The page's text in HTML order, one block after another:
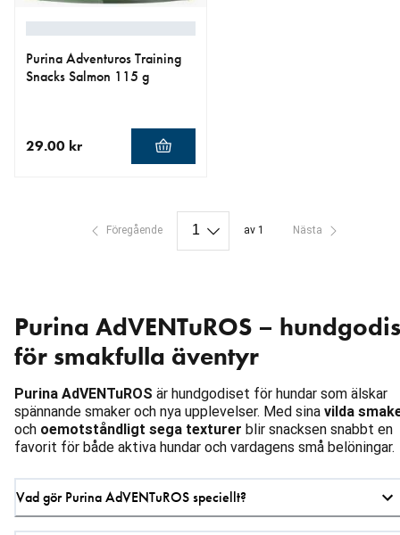
Purina Adventuros Training
Snacks Salmon 115 g
29.00 kr
Föregående av 1 Nästa
Purina AdVENTuROS – hundgodis
för smakfulla äventyr
Purina AdVENTuROS är hundgodiset för hundar som älskar
spännande smaker och nya upplevelser. Med sina vilda
och oemotståndligt sega texturer blir snacksen snabbt en
favorit för både aktiva hundar och vardagens små belöningar.
Vad gör Purina AdVENTuROS speciellt?